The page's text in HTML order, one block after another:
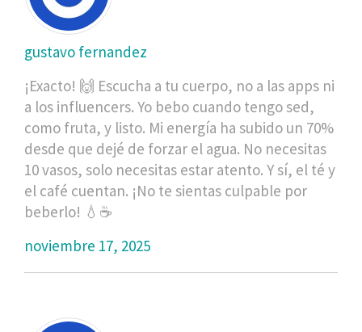
gustavo fernandez
¡Exacto! 🙌 Escucha a tu cuerpo, no a las apps ni
a los influencers. Yo bebo cuando tengo sed,
como fruta, y listo. Mi energía ha subido un 70%
desde que dejé de forzar el agua. No necesitas
10 vasos, solo necesitas estar atento. Y sí, el té y
el café cuentan. ¡No te sientas culpable por
beberlo! 💧☕
noviembre 17, 2025